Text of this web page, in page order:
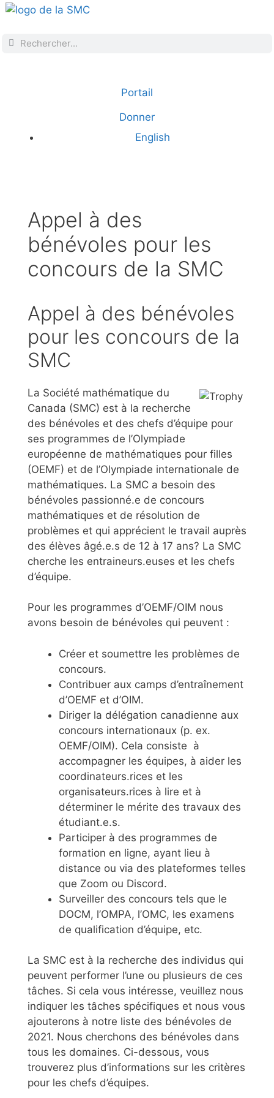
Portail
Donner
English
Appel à des
bénévoles pour les
concours de la SMC
Appel à des bénévoles
pour les concours de la
SMC
La Société mathématique du
Canada (SMC) est à la recherche
des bénévoles et des chefs d’équipe pour
ses programmes de l’Olympiade
européenne de mathématiques pour filles
(OEMF) et de l’Olympiade internationale de
mathématiques. La SMC a besoin des
bénévoles passionné.e de concours
mathématiques et de résolution de
problèmes et qui apprécient le travail auprès
des élèves âgé.e.s de 12 à 17 ans? La SMC
cherche les entraineurs.euses et les chefs
d’équipe.
Pour les programmes d’OEMF/OIM nous
avons besoin de bénévoles qui peuvent :
Créer et soumettre les problèmes de
concours.
Contribuer aux camps d’entraînement
d’OEMF et d’OIM.
Diriger la délégation canadienne aux
concours internationaux (p. ex.
OEMF/OIM). Cela consiste à
accompagner les équipes, à aider les
coordinateurs.rices et les
organisateurs.rices à lire et à
déterminer le mérite des travaux des
étudiant.e.s.
Participer à des programmes de
formation en ligne, ayant lieu à
distance ou via des plateformes telles
que Zoom ou Discord.
Surveiller des concours tels que le
DOCM, l’OMPA, l’OMC, les examens
de qualification d’équipe, etc.
La SMC est à la recherche des individus qui
peuvent performer l’une ou plusieurs de ces
tâches. Si cela vous intéresse, veuillez nous
indiquer les tâches spécifiques et nous vous
ajouterons à notre liste des bénévoles de
2021. Nous cherchons des bénévoles dans
tous les domaines. Ci-dessous, vous
trouverez plus d’informations sur les critères
pour les chefs d’équipes.